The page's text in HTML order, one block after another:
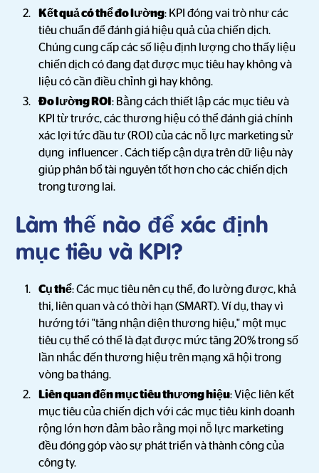
Kết quả có thể đo lường: KPI đóng vai trò như các
tiêu chuẩn để đánh giá hiệu quả của chiến dịch.
Chúng cung cấp các số liệu định lượng cho thấy liệu
chiến dịch có đang đạt được mục tiêu hay không và
liệu có cần điều chỉnh gì hay không.
Đo lường ROI: Bằng cách thiết lập các mục tiêu và
KPI từ trước, các thương hiệu có thể đánh giá chính
xác lợi tức đầu tư (ROI) của các nỗ lực marketing sử
dụng influencer . Cách tiếp cận dựa trên dữ liệu này
giúp phân bổ tài nguyên tốt hơn cho các chiến dịch
trong tương lai.
Làm thế nào để xác định
mục tiêu và KPI?
Cụ thể: Các mục tiêu nên cụ thể, đo lường được, khả
thi, liên quan và có thời hạn (SMART). Ví dụ, thay vì
hướng tới "tăng nhận diện thương hiệu," một mục
tiêu cụ thể có thể là đạt được mức tăng 20% trong số
lần nhắc đến thương hiệu trên mạng xã hội trong
vòng ba tháng.
Liên quan đến mục tiêu thương hiệu: Việc liên kết
mục tiêu của chiến dịch với các mục tiêu kinh doanh
rộng lớn hơn đảm bảo rằng mọi nỗ lực marketing
đều đóng góp vào sự phát triển và thành công của
công ty.